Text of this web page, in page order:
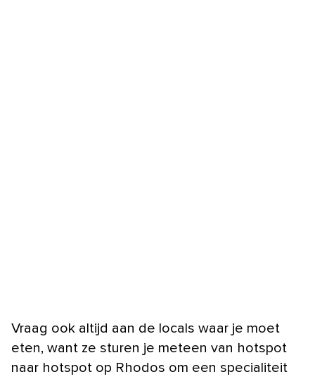
Vraag ook altijd aan de locals waar je moet
eten, want ze sturen je meteen van hotspot
naar hotspot op Rhodos om een specialiteit